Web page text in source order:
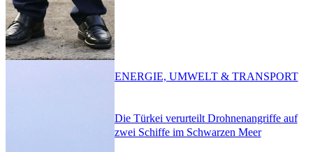
Die Türkei verurteilt Drohnenangriffe auf
zwei Schiffe im Schwarzen Meer
ENERGIE, UMWELT & TRANSPORT